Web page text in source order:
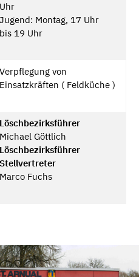
Uhr
Jugend: Montag, 17 Uhr
bis 19 Uhr
Verpflegung von
Einsatzkräften ( Feldküche )
Löschbezirksführer
Michael Göttlich
Löschbezirksführer
Stellvertreter
Marco Fuchs